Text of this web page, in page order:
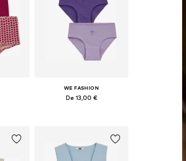
WE FASHION
De 13,00 €